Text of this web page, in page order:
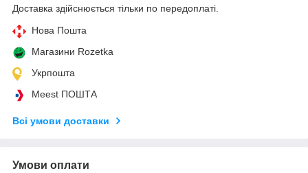
Доставка здійснюється тільки по передоплаті.
Нова Пошта
Магазини Rozetka
Укрпошта
Meest ПОШТА
Всі умови доставки
Умови оплати